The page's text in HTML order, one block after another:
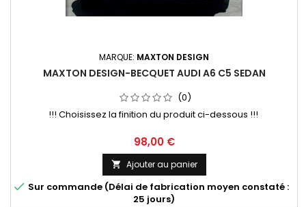
MARQUE: MAXTON DESIGN
MAXTON DESIGN-BECQUET AUDI A6 C5 SEDAN
(0)
!!! Choisissez la finition du produit ci-dessous !!!
Prix
98,00 €
 Ajouter au panier
 Sur commande (Délai de fabrication moyen constaté :
25 jours)